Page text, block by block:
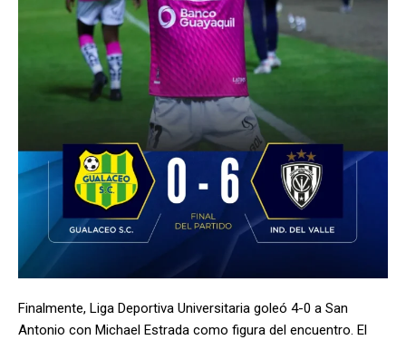
Finalmente, Liga Deportiva Universitaria goleó 4-0 a San
Antonio con Michael Estrada como figura del encuentro. El